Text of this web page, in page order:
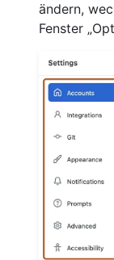
ändern,
Fenster